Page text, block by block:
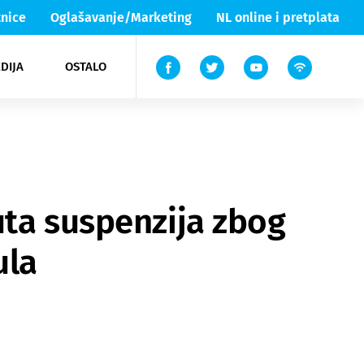
Oglašavanje/Marketing NL online i pretplata
OSTALO
Lika & Senj
TV
suspenzija zbog